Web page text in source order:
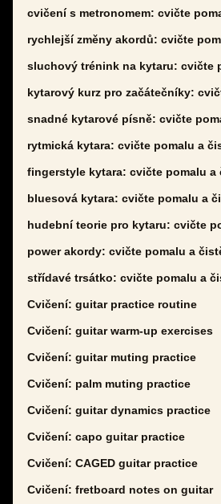
cvičení s metronomem: cvičte
rychlejší změny akordů: cvičte
sluchový trénink na kytaru: cvičte
kytarový kurz pro začátečníky:
snadné kytarové písně: cvičte
rytmická kytara: cvičte pomalu a
fingerstyle kytara: cvičte pomalu a
bluesová kytara: cvičte pomalu a
hudební teorie pro kytaru: cvičte
power akordy: cvičte pomalu a
střídavé trsátko: cvičte pomalu a
Cvičení: guitar practice routine
Cvičení: guitar warm-up exercises
Cvičení: guitar muting practice
Cvičení: palm muting practice
Cvičení: guitar dynamics practice
Cvičení: capo guitar practice
Cvičení: CAGED guitar practice
Cvičení: fretboard notes on guitar